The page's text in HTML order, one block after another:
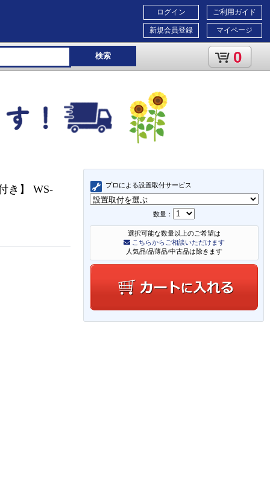
ご利用ガイド
マイページ
ログイン
新規会員登録
検索 0
プロによる設置取付サービス
数量：
選択可能な数量以上のご希望は
こちらからご相談いただけます
人気品/品薄品/中古品は除きます
き】 WS-